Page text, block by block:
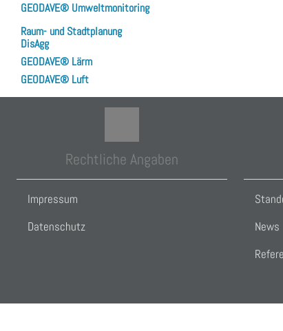
GEODAVE® Umweltmonitoring
Raum- und Stadtplanung
DisAgg
GEODAVE® Lärm
GEODAVE® Luft
Rechtliche Angaben
Impressum
Datenschutz
News